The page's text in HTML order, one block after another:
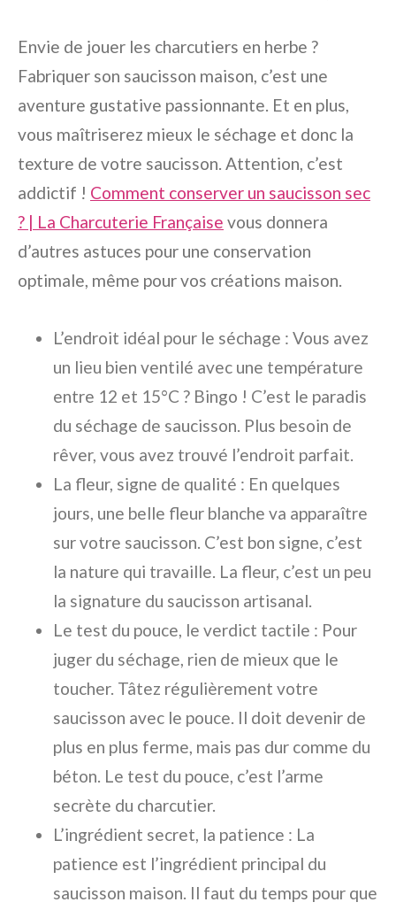
Envie de jouer les charcutiers en herbe ?
Fabriquer son saucisson maison, c’est une
aventure gustative passionnante. Et en plus,
vous maîtriserez mieux le séchage et donc la
texture de votre saucisson. Attention, c’est
addictif ! Comment conserver un saucisson sec
? | La Charcuterie Française vous donnera
d’autres astuces pour une conservation
optimale, même pour vos créations maison.
L’endroit idéal pour le séchage : Vous avez
un lieu bien ventilé avec une température
entre 12 et 15°C ? Bingo ! C’est le paradis
du séchage de saucisson. Plus besoin de
rêver, vous avez trouvé l’endroit parfait.
La fleur, signe de qualité : En quelques
jours, une belle fleur blanche va apparaître
sur votre saucisson. C’est bon signe, c’est
la nature qui travaille. La fleur, c’est un peu
la signature du saucisson artisanal.
Le test du pouce, le verdict tactile : Pour
juger du séchage, rien de mieux que le
toucher. Tâtez régulièrement votre
saucisson avec le pouce. Il doit devenir de
plus en plus ferme, mais pas dur comme du
béton. Le test du pouce, c’est l’arme
secrète du charcutier.
L’ingrédient secret, la patience : La
patience est l’ingrédient principal du
saucisson maison. Il faut du temps pour que